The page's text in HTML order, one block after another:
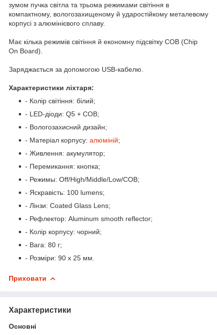
зумом пучка світла та трьома режимами світіння в
компактному, вологозахищеному й ударостійкому металевому
корпусі з алюмінієвого сплаву.
Має кілька режимів світіння й економну підсвітку COB (Chip
On Board).
Заряджається за допомогою USB-кабелю.
Характеристики ліхтаря:
- Колір світіння: білий;
- LED-діоди: Q5 + COB;
- Вологозахисний дизайн;
- Матеріал корпусу: алюміній;
- Живлення: акумулятор;
- Перемикання: кнопка;
- Режимы: Off/High/Middle/Low/COB;
- Яскравість: 100 lumens;
- Лінзи: Coated Glass Lens;
- Рефлектор: Aluminum smooth reflector;
- Колір корпусу: чорний;
- Вага: 80 г;
- Розміри: 90 х 25 мм.
Приховати
Характеристики
Основні